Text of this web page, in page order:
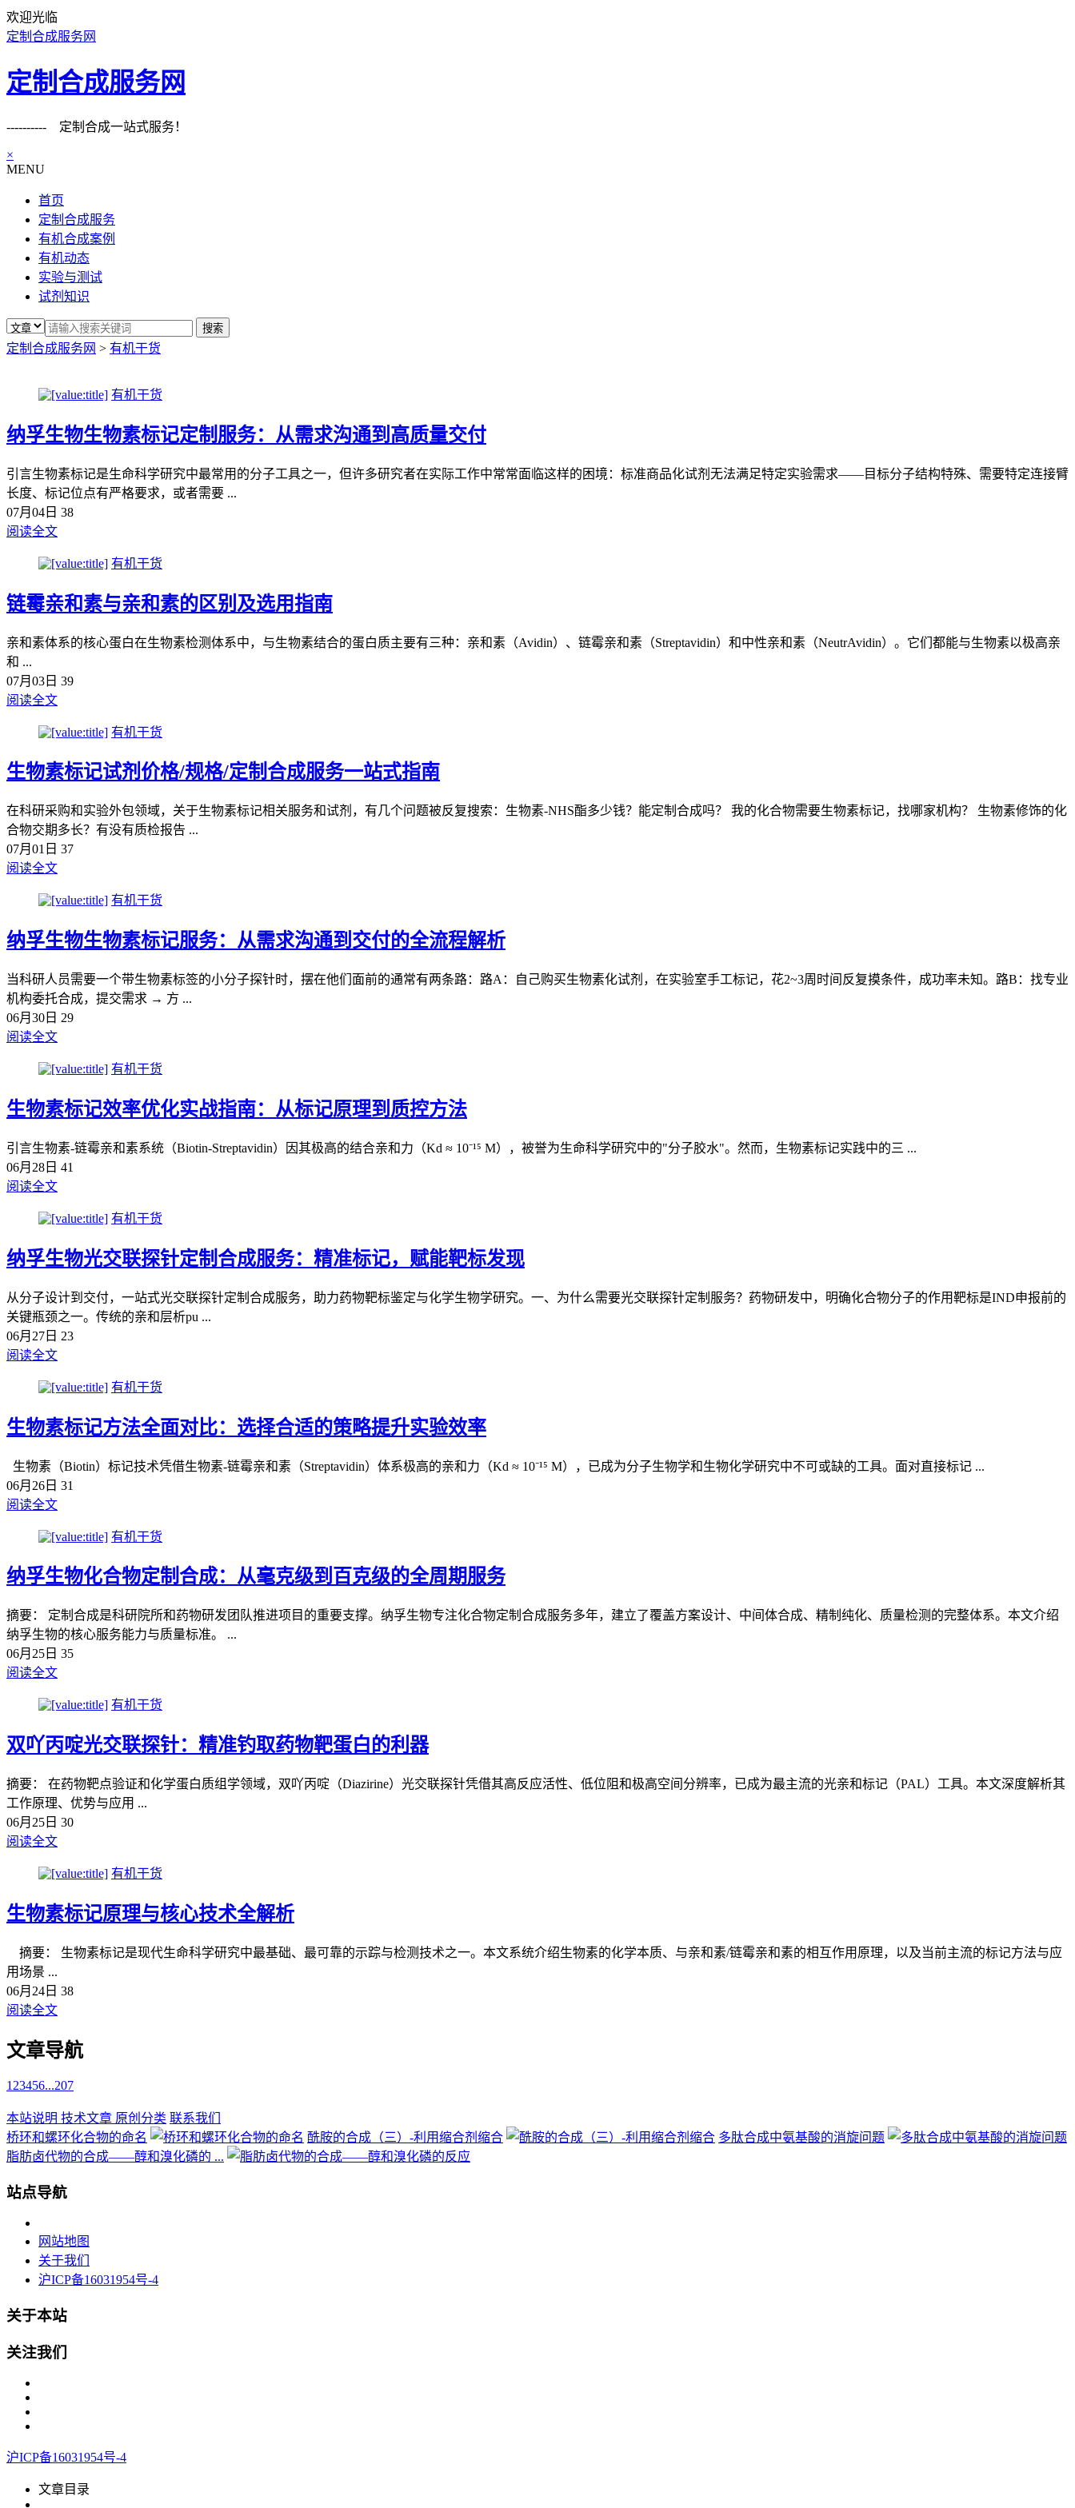
欢迎光临
定制合成服务网
定制合成服务网
---------- 定制合成一站式服务！
×
MENU
首页
定制合成服务
有机合成案例
有机动态
实验与测试
试剂知识
定制合成服务网 > 有机干货
有机干货
纳孚生物生物素标记定制服务：从需求沟通到高质量交付
引言生物素标记是生命科学研究中最常用的分子工具之一，但许多研究者在实际工作中常常面临这样的困境：标准商品化试剂无法满足特定实验需求——目标分子结构特殊、需要特定连接臂
长度、标记位点有严格要求，或者需要 ...
07月04日 38
阅读全文
有机干货
链霉亲和素与亲和素的区别及选用指南
亲和素体系的核心蛋白在生物素检测体系中，与生物素结合的蛋白质主要有三种：亲和素（Avidin）、链霉亲和素（Streptavidin）和中性亲和素（NeutrAvidin）。它们都能与生物素以极高亲
和 ...
07月03日 39
阅读全文
有机干货
生物素标记试剂价格/规格/定制合成服务一站式指南
在科研采购和实验外包领域，关于生物素标记相关服务和试剂，有几个问题被反复搜索：生物素-NHS酯多少钱？能定制合成吗？ 我的化合物需要生物素标记，找哪家机构？ 生物素修饰的化
合物交期多长？有没有质检报告 ...
07月01日 37
阅读全文
有机干货
纳孚生物生物素标记服务：从需求沟通到交付的全流程解析
当科研人员需要一个带生物素标签的小分子探针时，摆在他们面前的通常有两条路：路A：自己购买生物素化试剂，在实验室手工标记，花2~3周时间反复摸条件，成功率未知。路B：找专业
机构委托合成，提交需求 → 方 ...
06月30日 29
阅读全文
有机干货
生物素标记效率优化实战指南：从标记原理到质控方法
引言生物素-链霉亲和素系统（Biotin-Streptavidin）因其极高的结合亲和力（Kd ≈ 10⁻¹⁵ M），被誉为生命科学研究中的"分子胶水"。然而，生物素标记实践中的三 ...
06月28日 41
阅读全文
有机干货
纳孚生物光交联探针定制合成服务：精准标记，赋能靶标发现
从分子设计到交付，一站式光交联探针定制合成服务，助力药物靶标鉴定与化学生物学研究。一、为什么需要光交联探针定制服务？药物研发中，明确化合物分子的作用靶标是IND申报前的
关键瓶颈之一。传统的亲和层析pu ...
06月27日 23
阅读全文
有机干货
生物素标记方法全面对比：选择合适的策略提升实验效率
生物素（Biotin）标记技术凭借生物素-链霉亲和素（Streptavidin）体系极高的亲和力（Kd ≈ 10⁻¹⁵ M），已成为分子生物学和生物化学研究中不可或缺的工具。面对直接标记 ...
06月26日 31
阅读全文
有机干货
纳孚生物化合物定制合成：从毫克级到百克级的全周期服务
摘要： 定制合成是科研院所和药物研发团队推进项目的重要支撑。纳孚生物专注化合物定制合成服务多年，建立了覆盖方案设计、中间体合成、精制纯化、质量检测的完整体系。本文介绍
纳孚生物的核心服务能力与质量标准。 ...
06月25日 35
阅读全文
有机干货
双吖丙啶光交联探针：精准钓取药物靶蛋白的利器
摘要： 在药物靶点验证和化学蛋白质组学领域，双吖丙啶（Diazirine）光交联探针凭借其高反应活性、低位阻和极高空间分辨率，已成为最主流的光亲和标记（PAL）工具。本文深度解析其
工作原理、优势与应用 ...
06月25日 30
阅读全文
有机干货
生物素标记原理与核心技术全解析
摘要： 生物素标记是现代生命科学研究中最基础、最可靠的示踪与检测技术之一。本文系统介绍生物素的化学本质、与亲和素/链霉亲和素的相互作用原理，以及当前主流的标记方法与应
用场景 ...
06月24日 38
阅读全文
文章导航
1 23456...207
本站说明 技术文章 原创分类 联系我们
桥环和螺环化合物的命名
酰胺的合成（三）-利用缩合剂缩合
多肽合成中氨基酸的消旋问题
脂肪卤代物的合成——醇和溴化磷的 ...
站点导航
网站地图
关于我们
沪ICP备16031954号-4
关于本站
关注我们
沪ICP备16031954号-4
文章目录